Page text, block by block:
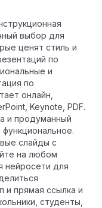
выбор для
ценят стиль и
по
и
по
онлайн,
Keynote, PDF.
и продуманный
слайды с
на любом
нейросети для
и прямая ссылка и
студенты,